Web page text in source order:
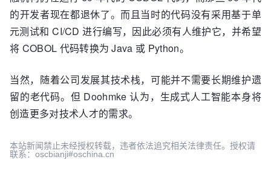
的开发者现在都退休了。而且当时的代码没有采用基于单
元测试和 CI/CD 进行编写，因此必须有人维护它，并希望
将 COBOL 代码转换为 Java 或 Python。
当然，随着公司发展其技术栈，可能并不需要长期维护遗
留的老代码。但 Doohmke 认为，生成式人工智能本身将
创造更多对技术人才的需求。
本站新闻禁止未经授权转载，违者依法追究相关法律责任。授权请
联系：oscbianji#oschina.cn